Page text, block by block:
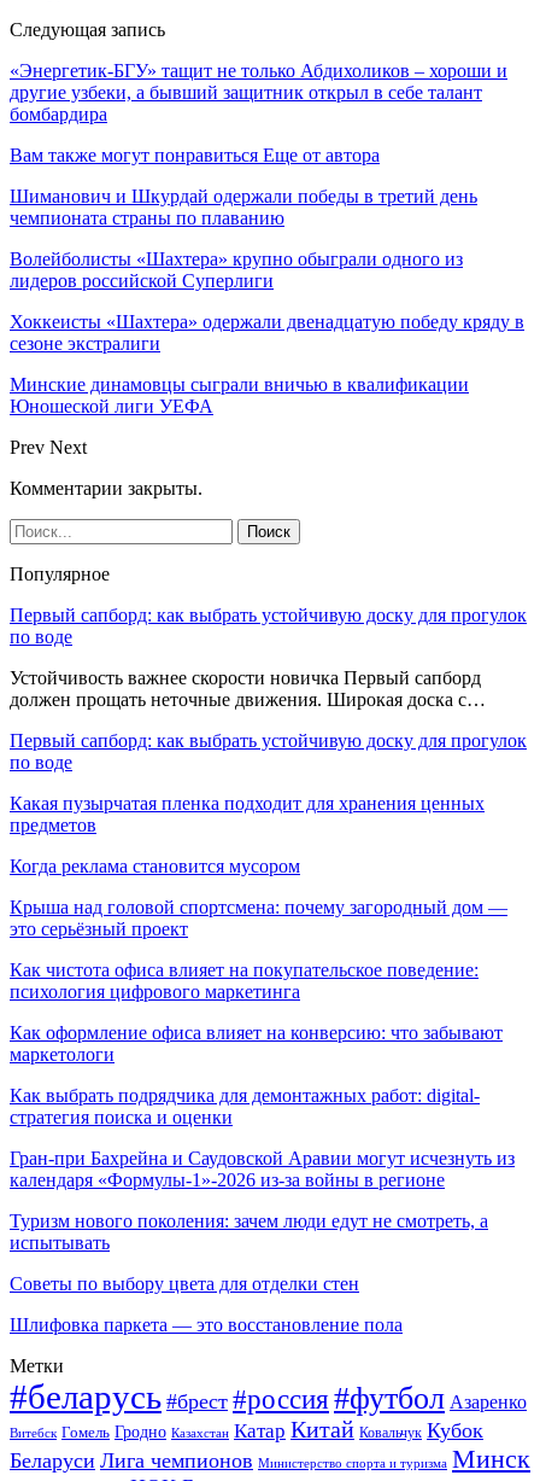
Следующая запись
«Энергетик-БГУ» тащит не только Абдихоликов – хороши и
другие узбеки, а бывший защитник открыл в себе талант
бомбардира
Вам также могут понравиться Еще от автора
Шиманович и Шкурдай одержали победы в третий день
чемпионата страны по плаванию
Волейболисты «Шахтера» крупно обыграли одного из
лидеров российской Суперлиги
Хоккеисты «Шахтера» одержали двенадцатую победу кряду в
сезоне экстралиги
Минские динамовцы сыграли вничью в квалификации
Юношеской лиги УЕФА
Prev Next
Комментарии закрыты.
Популярное
Первый сапборд: как выбрать устойчивую доску для прогулок
по воде
Устойчивость важнее скорости новичка Первый сапборд
должен прощать неточные движения. Широкая доска с…
Первый сапборд: как выбрать устойчивую доску для прогулок
по воде
Какая пузырчатая пленка подходит для хранения ценных
предметов
Когда реклама становится мусором
Крыша над головой спортсмена: почему загородный дом —
это серьёзный проект
Как чистота офиса влияет на покупательское поведение:
психология цифрового маркетинга
Как оформление офиса влияет на конверсию: что забывают
маркетологи
Как выбрать подрядчика для демонтажных работ: digital-
стратегия поиска и оценки
Гран-при Бахрейна и Саудовской Аравии могут исчезнуть из
календаря «Формулы-1»-2026 из-за войны в регионе
Туризм нового поколения: зачем люди едут не смотреть, а
испытывать
Советы по выбору цвета для отделки стен
Шлифовка паркета — это восстановление пола
Метки
#беларусь #брест #россия#футбол Азаренко
Витебск Гомель Гродно Казахстан Катар Китай Ковальчук Кубок
Беларуси Лига чемпионов Министерство спорта и туризма Минск